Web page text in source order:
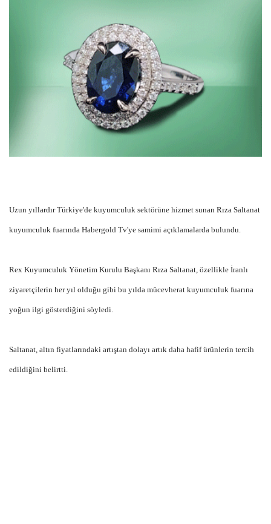
Uzun yıllardır Türkiye'de kuyumculuk sektörüne hizmet sunan Rıza Saltanat
kuyumculuk fuarında Habergold Tv'ye samimi açıklamalarda bulundu.
Rex Kuyumculuk Yönetim Kurulu Başkanı Rıza Saltanat, özellikle İranlı
ziyaretçilerin her yıl olduğu gibi bu yılda mücevherat kuyumculuk fuarına
yoğun ilgi gösterdiğini söyledi.
Saltanat, altın fiyatlarındaki artıştan dolayı artık daha hafif ürünlerin tercih
edildiğini belirtti.